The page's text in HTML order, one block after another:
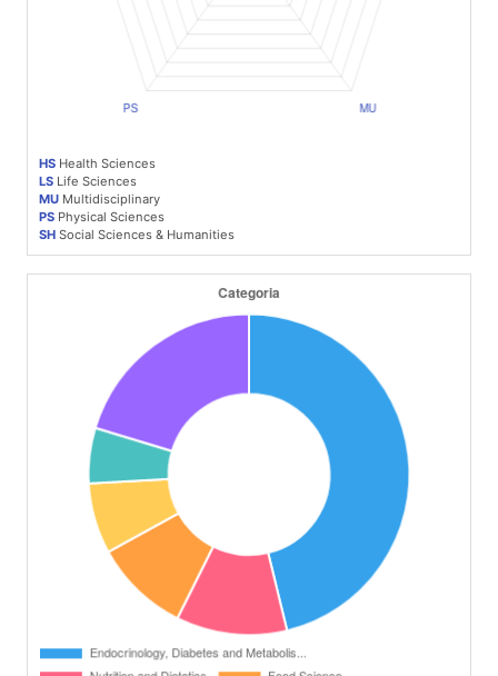
HS Health Sciences
LS Life Sciences
MU Multidisciplinary
PS Physical Sciences
SH Social Sciences & Humanities